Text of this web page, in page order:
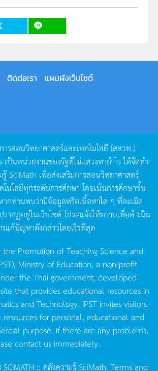
ติดต่อเรา
แผนผังเว็บไซต์
รสอนวิทยาศาสตร์และเทคโนโลยี (สสวท.)
เป็นหน่วยงานของรัฐที่ไม่แสวงหากำไรได้จัดทำ
รู้SciMath เพื่อส่งเสริมการสอนวิทยาศาสตร์
นโลยีทุกระดับการศึกษา โดยเน้นการศึกษาขั้น
ากท่านพบว่ามีข้อมูลหรือเนื้อหาใด ๆ ที่ละเมิด
ากฏอยู่ในเว็บไซต์โปรดแจ้งให้ทราบเพื่อดำเนิน
รแก้ปัญหาดังกล่าวโดยเร็วที่สุด
Promotion of Teaching Science and
Ministry of Education, a non-profit
the Thai government, developed
that provides educational resources in
and Technology. IPST invites visitors
for personal, educational and
purpose. If there are any problems,
contact us immediately.
:: คลังความรู้ SciMath.Terms and